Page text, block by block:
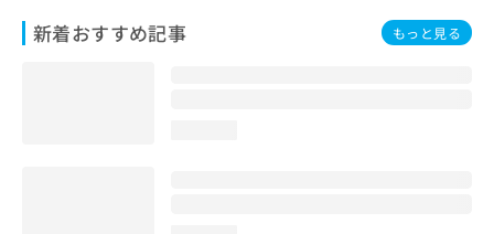
新着おすすめ記事 もっと見る
ら